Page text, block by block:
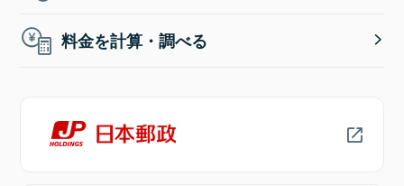
料金を計算・調べる